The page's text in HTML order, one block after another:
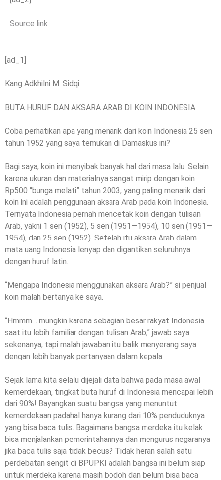
Source link
[ad_1]
Kang Adkhilni M. Sidqi:
BUTA HURUF DAN AKSARA ARAB DI KOIN INDONESIA
Coba perhatikan apa yang menarik dari koin Indonesia 25 sen
tahun 1952 yang saya temukan di Damaskus ini?
Bagi saya, koin ini menyibak banyak hal dari masa lalu. Selain
karena ukuran dan materialnya sangat mirip dengan koin
Rp500 “bunga melati” tahun 2003, yang paling menarik dari
koin ini adalah penggunaan aksara Arab pada koin Indonesia.
Ternyata Indonesia pernah mencetak koin dengan tulisan
Arab, yakni 1 sen (1952), 5 sen (1951—1954), 10 sen (1951—
1954), dan 25 sen (1952). Setelah itu aksara Arab dalam
mata uang Indonesia lenyap dan digantikan seluruhnya
dengan huruf latin.
“Mengapa Indonesia menggunakan aksara Arab?” si penjual
koin malah bertanya ke saya.
“Hmmm… mungkin karena sebagian besar rakyat Indonesia
saat itu lebih familiar dengan tulisan Arab,” jawab saya
sekenanya, tapi malah jawaban itu balik menyerang saya
dengan lebih banyak pertanyaan dalam kepala.
Sejak lama kita selalu dijejali data bahwa pada masa awal
kemerdekaan, tingkat buta huruf di Indonesia mencapai lebih
dari 90%! Bayangkan suatu bangsa yang menuntut
kemerdekaan padahal hanya kurang dari 10% penduduknya
yang bisa baca tulis. Bagaimana bangsa merdeka itu kelak
bisa menjalankan pemerintahannya dan mengurus negaranya
jika baca tulis saja tidak becus? Tidak heran salah satu
perdebatan sengit di BPUPKI adalah bangsa ini belum siap
untuk merdeka karena masih bodoh dan belum bisa baca